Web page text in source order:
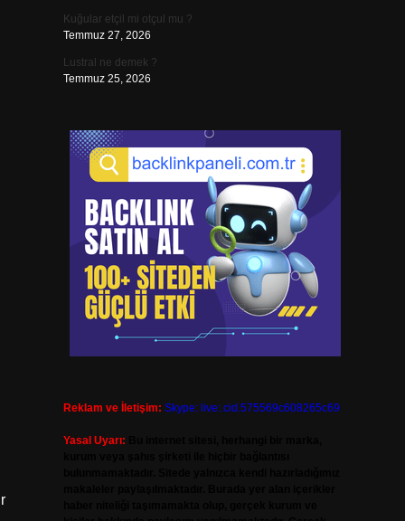
Kuğular etçil mi otçul mu ?
Temmuz 27, 2026
Lustral ne demek ?
Temmuz 25, 2026
Reklam ve İletişim: Skype: live:.cid.575569c608265c69
Yasal Uyarı: